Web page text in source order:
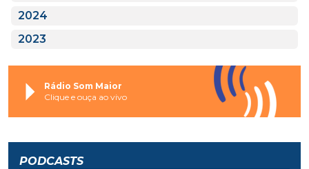
2024
2023
Rádio Som Maior
Clique e ouça ao vivo
PODCASTS